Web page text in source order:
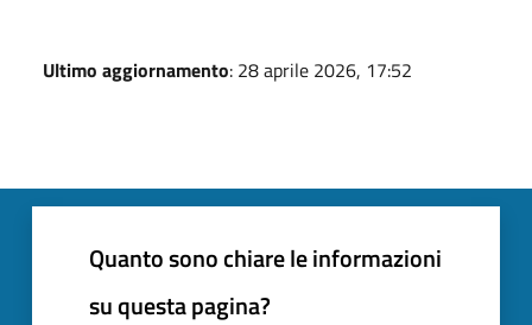
Ultimo aggiornamento: 28 aprile 2026, 17:52
Quanto sono chiare le informazioni
su questa pagina?